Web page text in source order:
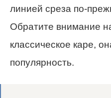
линией среза по-
Обратите внимание
классическое каре,
популярность.